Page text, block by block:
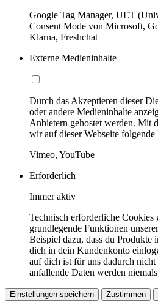
Google Tag Manager, UET
Consent Mode von Microsoft,
Klarna, Freshchat
Externe Medieninhalte
Durch das Akzeptieren dieser
oder andere Medieninhalte
Anbietern gehostet werden. Mit
wir auf dieser Webseite
Vimeo, YouTube
Erforderlich
Immer aktiv
Technisch erforderliche Cookies
grundlegende Funktionen
Beispiel dazu, dass du Produkte
dich in dein Kundenkonto
auf dich ist für uns dadurch
anfallende Daten werden
Einstellungen speichern Zustimmen